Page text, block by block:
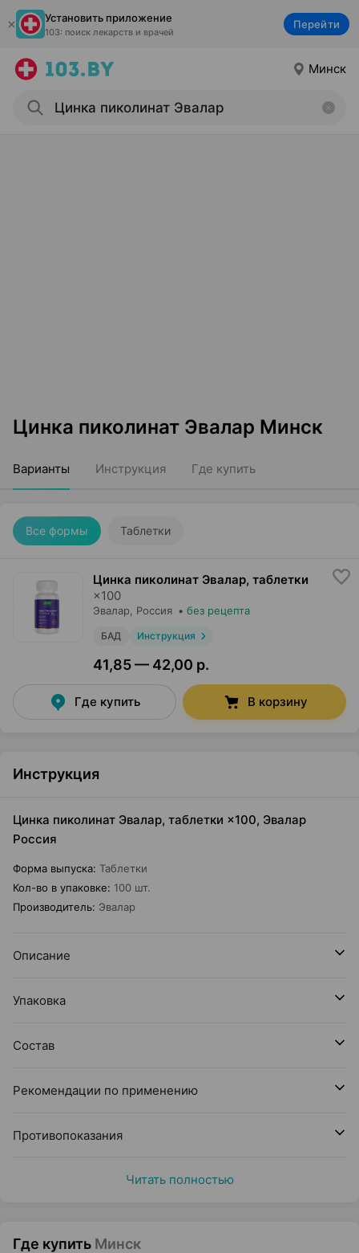
Установить приложение
103: поиск лекарств и врачей
Перейти
Минск
Цинка пиколинат Эвалар Минск
Варианты Инструкция Где купить
Все формы Таблетки
Цинка пиколинат Эвалар, таблетки
×100
Эвалар , Россия • без рецепта
БАД Инструкция
41,85 — 42,00 р.
Где купить В корзину
Инструкция
Цинка пиколинат Эвалар, таблетки ×100, Эвалар
Россия
Форма выпуска: Таблетки
Кол-во в упаковке: 100 шт.
Производитель: Эвалар
Описание
Упаковка
Состав
Рекомендации по применению
Противопоказания
Читать полностью
Где купить Минск